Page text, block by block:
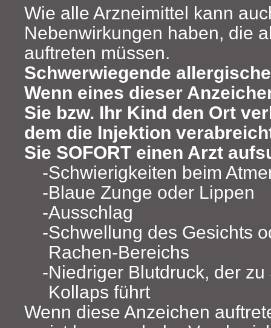
Wie alle Arzneimittel kann
Nebenwirkungen haben, die
auftreten müssen.
Schwerwiegende
Wenn eines dieser
Sie bzw. Ihr Kind den Ort
dem die Injektion
Sie SOFORT einen Arzt
Schwierigkeiten beim
Blaue Zunge oder Lippen
Ausschlag
Schwellung des Gesichts
Rachen-Bereichs
Niedriger Blutdruck, der
Kollaps führt
Wenn diese Anzeichen